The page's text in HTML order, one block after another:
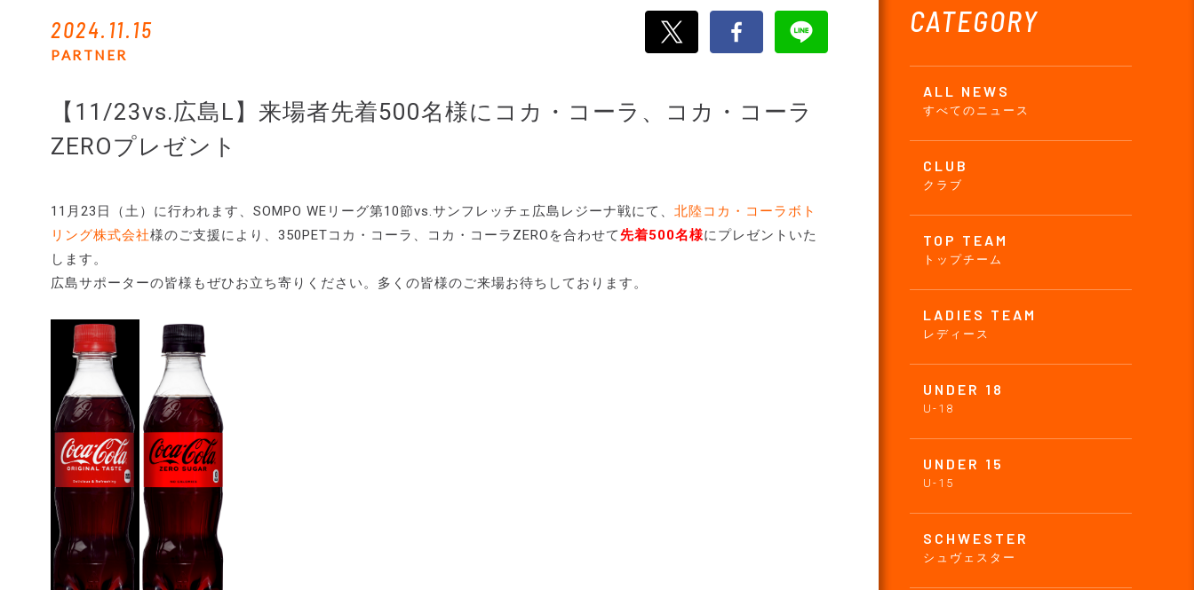
CATEGORY
ALL NEWS
すべてのニュース
CLUB
クラブ
TOP TEAM
トップチーム
LADIES TEAM
レディース
UNDER 18
U-18
UNDER 15
U-15
SCHWESTER
シュヴェスター
2024.11.15
PARTNER
【11/23vs.広島L】来場者先着500名様にコカ・コーラ、コカ・コーラ
ZEROプレゼント
11月23日（土）に行われます、SOMPO WEリーグ第10節vs.サンフレッチェ広島レジーナ戦にて、 北陸コカ・コーラボト
リング株式会社様のご支援により、350PETコカ・コーラ、コカ・コーラZEROを合わせて先着500名様にプレゼントいた
します。
広島サポーターの皆様もぜひお立ち寄りください。多くの皆様のご来場お待ちしております。